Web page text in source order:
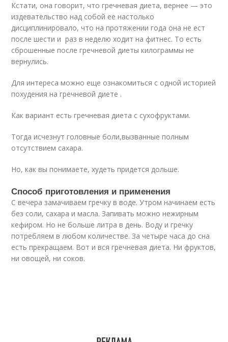
Кстати, она говорит, что гречневая диета, вернее — это
издевательство над собой ее настолько
дисциплинировало, что на протяжении года она не ест
после шести и раз в неделю ходит на фитнес. То есть
сброшенные после гречневой диеты килограммы не
вернулись.
Для интереса можно еще ознакомиться с одной историей
похудения на гречневой диете .
Как вариант есть гречневая диета с сухофруктами.
Тогда исчезнут головные боли,вызванные полным
отсутствием сахара.
Но, как вы понимаете, худеть придется дольше.
Способ приготовления и применения
С вечера замачиваем гречку в воде. Утром начинаем есть
без соли, сахара и масла. Запивать можно нежирным
кефиром. Но не больше литра в день. Воду и гречку
потребляем в любом количестве. За четыре часа до сна
есть прекращаем. Вот и вся гречневая диета. Ни фруктов,
ни овощей, ни соков.